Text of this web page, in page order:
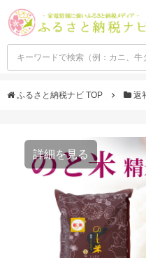
ふるさと納税ナビ TOP 返
詳細を見る